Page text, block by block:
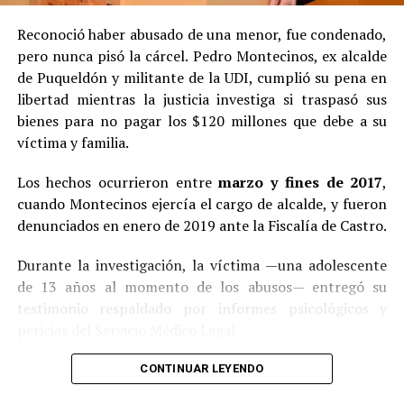
Reconoció haber abusado de una menor, fue condenado,
pero nunca pisó la cárcel. Pedro Montecinos, ex alcalde
de Puqueldón y militante de la UDI, cumplió su pena en
libertad mientras la justicia investiga si traspasó sus
bienes para no pagar los $120 millones que debe a su
víctima y familia.
Los hechos ocurrieron entremarzo y fines de 2017,
cuando Montecinos ejercía el cargo de alcalde, y fueron
denunciados en enero de 2019 ante la Fiscalía de Castro.
Durante la investigación, la víctima —una adolescente
de 13 años al momento de los abusos— entregó su
testimonio respaldado por informes psicológicos y
Ante la contundencia de los antecedentes, el imputado
aceptó los cargosen un procedimiento abreviado,
CONTINUAR LEYENDO